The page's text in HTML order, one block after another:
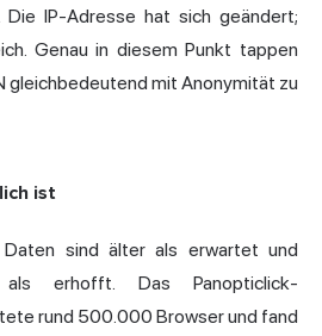
Die IP-Adresse hat sich geändert;
Genau in diesem Punkt tappen
gleichbedeutend mit Anonymität zu
ist
sind älter als erwartet und
als erhofft. Das Panopticlick-
rund 500.000 Browser und fand